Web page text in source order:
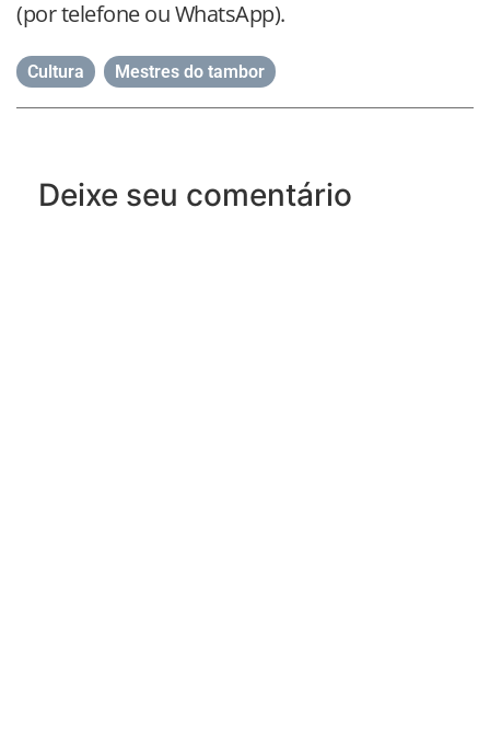
(por telefone ou WhatsApp).
Cultura Mestres do tambor
Deixe seu comentário